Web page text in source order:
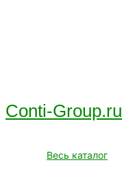
Conti-Group.ru
Весь каталог